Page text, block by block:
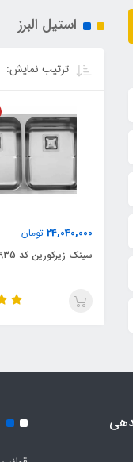
استیل البرز
ترتیب نمایش:
24,040,000 تومان
سینک زیرکورین کد 935 استیل البرز